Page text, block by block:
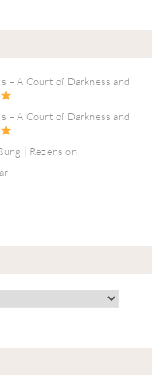
– A Court of Darkness and
– A Court of Darkness and
| Rezension